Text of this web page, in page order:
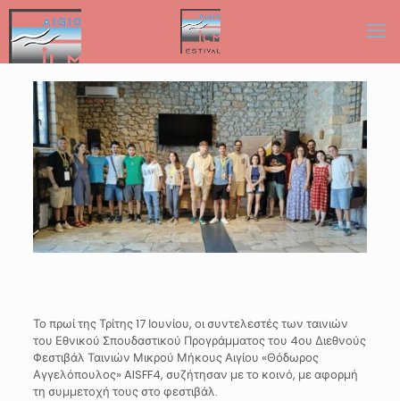
Το πρωί της Τρίτης 17 Ιουνίου, οι συντελεστές των ταινιών
του Εθνικού Σπουδαστικού Προγράμματος του 4ου Διεθνούς
Φεστιβάλ Ταινιών Μικρού Μήκους Αιγίου «Θόδωρος
Αγγελόπουλος» AISFF4, συζήτησαν με το κοινό, με αφορμή
τη συμμετοχή τους στο φεστιβάλ.